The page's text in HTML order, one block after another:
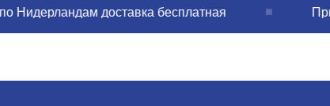
доставка бесплатная При